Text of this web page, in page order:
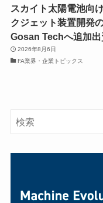
スカイト太陽電池向
クジェット装置開発
Gosan Techへ追加出
2026年8月6日
FA業界・企業トピックス